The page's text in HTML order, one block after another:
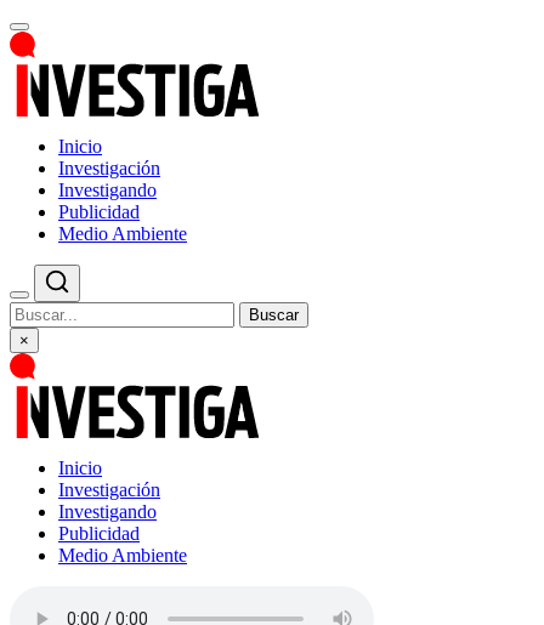
Inicio
Investigación
Investigando
Publicidad
Medio Ambiente
Buscar
×
Inicio
Investigación
Investigando
Publicidad
Medio Ambiente